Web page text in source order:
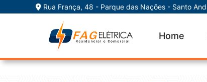
Rua França, 48 - Parque das Nações - Santo
Home